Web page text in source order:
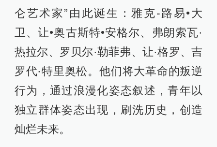
仑艺术家”由此诞生：雅克-路易•大
卫、让•奥古斯特•安格尔、弗朗索瓦·
热拉尔、罗贝尔·勒菲弗、让·格罗、吉
罗代·特里奥松。他们将大革命的叛逆
行为，通过浪漫化姿态叙述，青年以
独立群体姿态出现，刷洗历史，创造
灿烂未来。